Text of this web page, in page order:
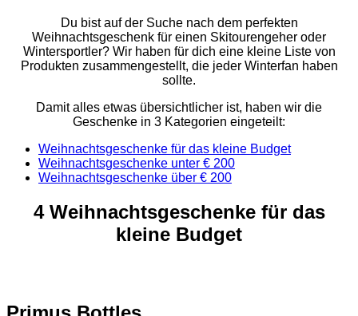
Du bist auf der Suche nach dem perfekten
Weihnachtsgeschenk für einen Skitourengeher oder
Wintersportler? Wir haben für dich eine kleine Liste von
Produkten zusammengestellt, die jeder Winterfan haben
sollte.
Damit alles etwas übersichtlicher ist, haben wir die
Geschenke in 3 Kategorien eingeteilt:
Weihnachtsgeschenke für das kleine Budget
Weihnachtsgeschenke unter € 200
Weihnachtsgeschenke über € 200
4 Weihnachtsgeschenke für das
kleine Budget